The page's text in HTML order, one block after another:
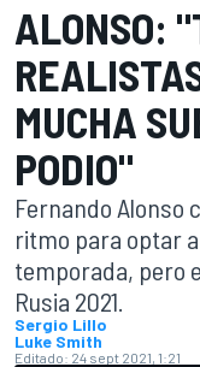
ALONSO:
MUCHA
PODIO"
Fernando Alonso
ritmo para optar
temporada, pero
Rusia 2021.
Sergio Lillo
Luke Smith
Editado: 24 sept 2021, 1:21